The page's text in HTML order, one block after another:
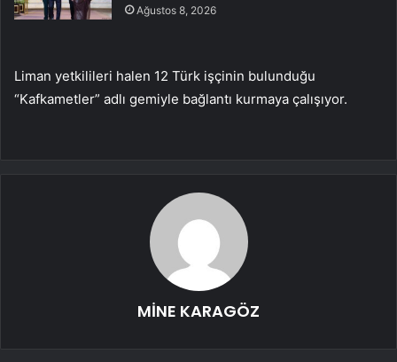
Ağustos 8, 2026
Liman yetkilileri halen 12 Türk işçinin bulunduğu
“Kafkametler” adlı gemiyle bağlantı kurmaya çalışıyor.
MİNE KARAGÖZ